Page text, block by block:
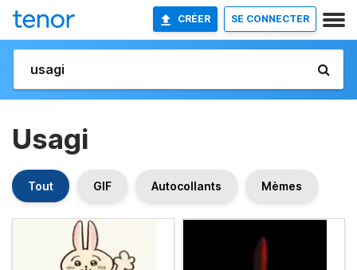
CRÉER SE CONNECTER
Usagi
Tout GIF Autocollants Mèmes